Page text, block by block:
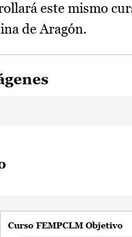
este mismo
de Aragón.
Curso FEMPCLM Objetivo